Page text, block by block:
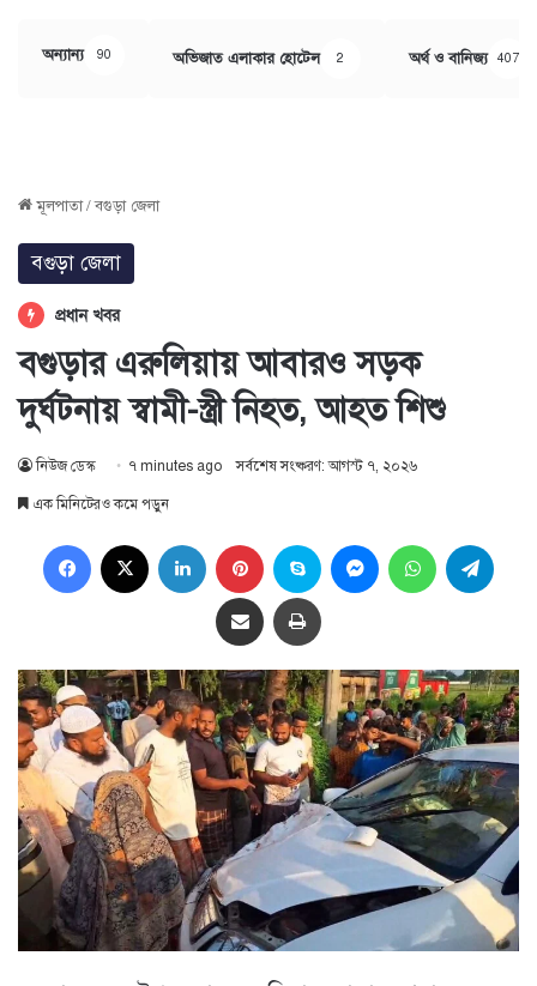
অন্যান্য 90 অভিজাত এলাকার হোটেল 2 অর্থ ও বানিজ্য 407